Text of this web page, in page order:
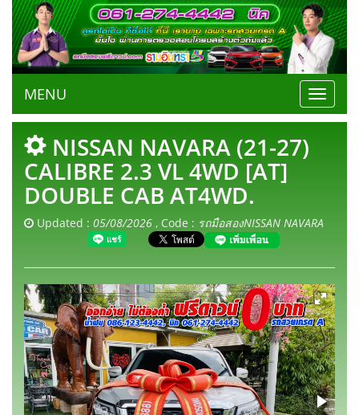
Toggle
MENU
NISSAN NAVARA (21-27)
CALIBRE 2.3 VL 4WD [AT]
DOUBLE CAB AT4WD.
Updated : 05/08/2026 , Code : รถมือสองNISSAN NAVARA